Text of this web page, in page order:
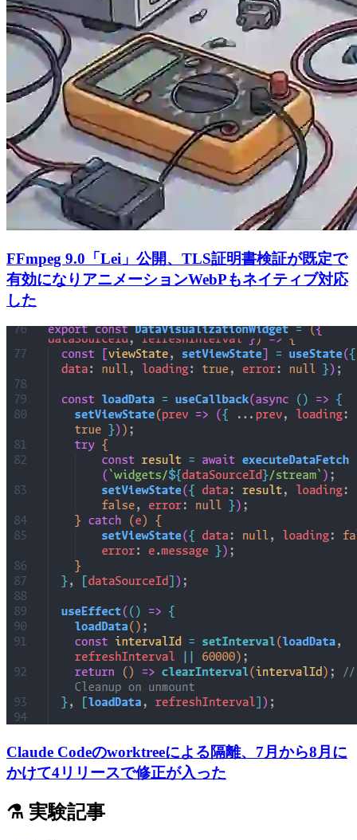
FFmpeg 9.0「Lei」公開、TLS証明書検証が既定で
有効になりアニメーションWebPもネイティブ対応
した
Claude Codeのworktreeによる隔離、7月から8月に
かけて4リリースで修正が入った
⚗️ 実験記事